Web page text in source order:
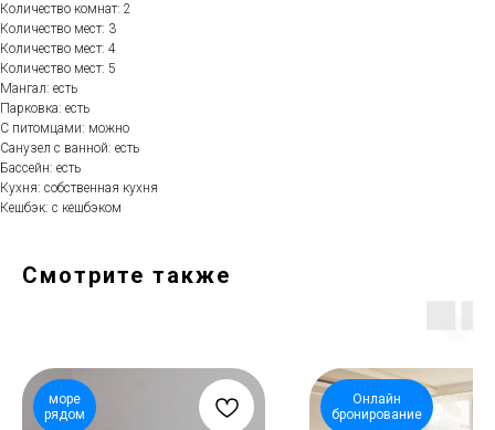
Количество комнат: 2
Количество мест: 3
Количество мест: 4
Количество мест: 5
Мангал: есть
Парковка: есть
С питомцами: можно
Санузел с ванной: есть
Бассейн: есть
Кухня: собственная кухня
Кешбэк: с кешбэком
Смотрите также
море
рядом
Онлайн
бронирование